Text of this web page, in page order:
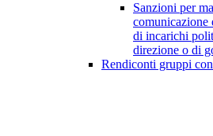
Sanzioni per
comunicazione
di incarichi
direzione o di
Rendiconti gruppi